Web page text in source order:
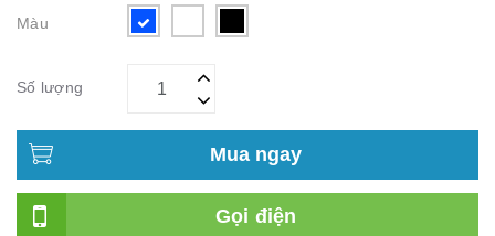
Màu
Số lượng
Mua ngay
Gọi điện